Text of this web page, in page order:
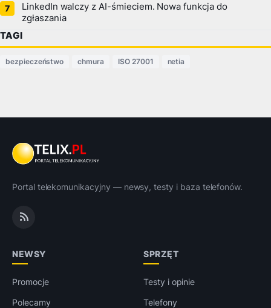
LinkedIn walczy z AI-śmieciem. Nowa funkcja do
zgłaszania
TAGI
bezpieczeństwo chmura ISO 27001 netia
Portal telekomunikacyjny — newsy, testy i baza telefonów.
NEWSY
Promocje
Polecamy
SPRZĘT
Testy i opinie
Telefony